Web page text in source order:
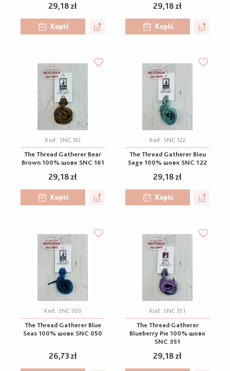
29,18 zł
Kupić
29,18 zł
Kupić
Kod: SNC 161
The Thread Gatherer Bear
Brown 100% шовк SNC 161
29,18 zł
Kupić
Kod: SNC 122
The Thread Gatherer Bleu
Sage 100% шовк SNC 122
29,18 zł
Kupić
Kod: SNC 050
The Thread Gatherer Blue
Seas 100% шовк SNC 050
26,73 zł
Kod: SNC 351
The Thread Gatherer
Blueberry Pie 100% шовк
SNC 351
29,18 zł